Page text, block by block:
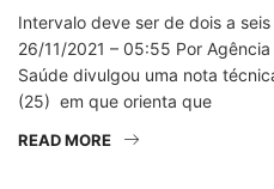
Intervalo deve ser de dois a
26/11/2021 – 05:55 Por
Saúde divulgou uma nota
(25) em que orienta que
READ MORE